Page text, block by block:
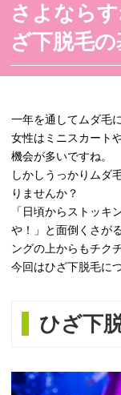
さよなら
ざ下脱毛
一年を通してムダ毛
女性はミニスカート
機会が多いですね。
しかしうっかりムダ
りませんか？
「日頃からストッキ
や！」と面倒くさが
ングの上からもチク
今回はひざ下脱毛に
ひざ下